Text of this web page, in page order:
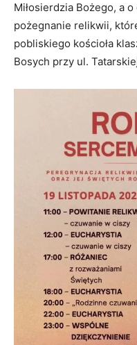
Miłosierdzia Bożego, a
pożegnanie relikwii,
pobliskiego kościoła
Bosych przy ul.